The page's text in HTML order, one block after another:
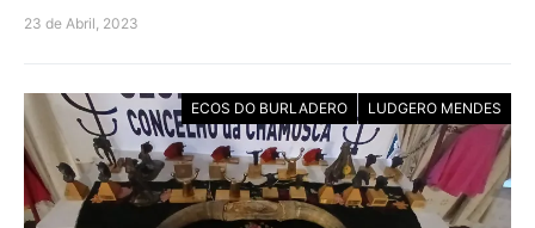
23 de Abril, 2023
ECOS DO BURLADERO LUDGERO MENDES